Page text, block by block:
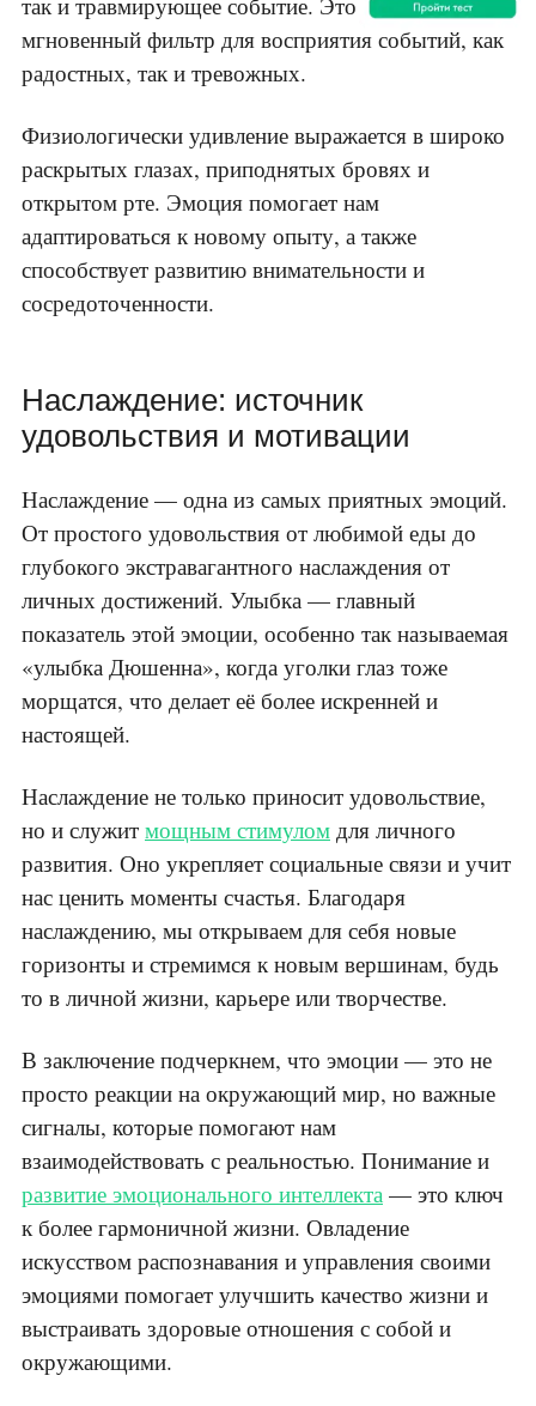
мгновенный фильтр для восприятия событий, как
радостных, так и тревожных.
Физиологически удивление выражается в широко
раскрытых глазах, приподнятых бровях и
открытом рте. Эмоция помогает нам
адаптироваться к новому опыту, а также
способствует развитию внимательности и
сосредоточенности.
Наслаждение: источник
удовольствия и мотивации
Наслаждение — одна из самых приятных эмоций.
От простого удовольствия от любимой еды до
глубокого экстравагантного наслаждения от
личных достижений. Улыбка — главный
показатель этой эмоции, особенно так называемая
«улыбка Дюшенна», когда уголки глаз тоже
морщатся, что делает её более искренней и
настоящей.
Наслаждение не только приносит удовольствие,
но и служит мощным стимулом для личного
развития. Оно укрепляет социальные связи и учит
нас ценить моменты счастья. Благодаря
наслаждению, мы открываем для себя новые
горизонты и стремимся к новым вершинам, будь
то в личной жизни, карьере или творчестве.
В заключение подчеркнем, что эмоции — это не
просто реакции на окружающий мир, но важные
сигналы, которые помогают нам
взаимодействовать с реальностью. Понимание и
развитие эмоционального интеллекта — это ключ
к более гармоничной жизни. Овладение
искусством распознавания и управления своими
эмоциями помогает улучшить качество жизни и
выстраивать здоровые отношения с собой и
окружающими.